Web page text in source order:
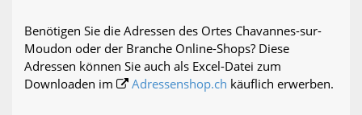
Benötigen Sie die Adressen des Ortes Chavannes-sur-
Moudon oder der Branche Online-Shops? Diese
Adressen können Sie auch als Excel-Datei zum
Downloaden im
Adressenshop.ch käuflich erwerben.